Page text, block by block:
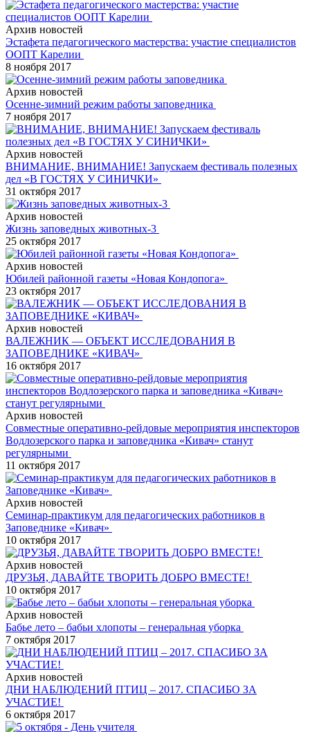
Архив новостей
Эстафета педагогического мастерства: участие специалистов
ООПТ Карелии
8 ноября 2017
Архив новостей
Осенне-зимний режим работы заповедника
7 ноября 2017
Архив новостей
ВНИМАНИЕ, ВНИМАНИЕ! Запускаем фестиваль полезных
дел «В ГОСТЯХ У СИНИЧКИ»
31 октября 2017
Архив новостей
Жизнь заповедных животных-3
25 октября 2017
Архив новостей
Юбилей районной газеты «Новая Кондопога»
23 октября 2017
Архив новостей
ВАЛЕЖНИК — ОБЪЕКТ ИССЛЕДОВАНИЯ В
ЗАПОВЕДНИКЕ «КИВАЧ»
16 октября 2017
Архив новостей
Совместные оперативно-рейдовые мероприятия инспекторов
Водлозерского парка и заповедника «Кивач» станут
регулярными
11 октября 2017
Архив новостей
Семинар-практикум для педагогических работников в
Заповеднике «Кивач»
10 октября 2017
Архив новостей
ДРУЗЬЯ, ДАВАЙТЕ ТВОРИТЬ ДОБРО ВМЕСТЕ!
10 октября 2017
Архив новостей
Бабье лето – бабьи хлопоты – генеральная уборка
7 октября 2017
Архив новостей
ДНИ НАБЛЮДЕНИЙ ПТИЦ – 2017. СПАСИБО ЗА
УЧАСТИЕ!
6 октября 2017